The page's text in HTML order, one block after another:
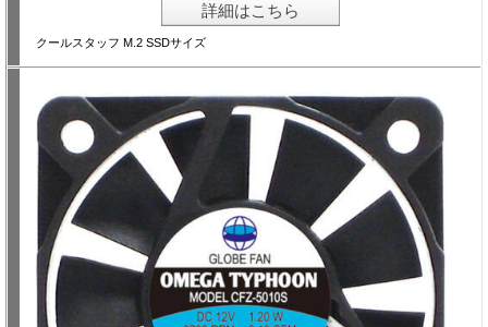
詳細はこちら
クールスタッフ M.2 SSDサイズ